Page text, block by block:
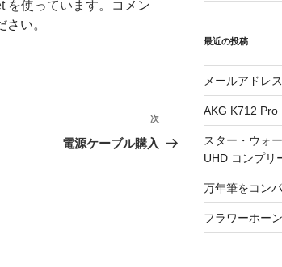
使っています。
コメン
さい。
次
の
次
電源ケーブル購入
最近の投稿
メールアドレ
AKG K712 Pro
スター・ウォ
UHD コンプリ
万年筆をコン
フラワーホー